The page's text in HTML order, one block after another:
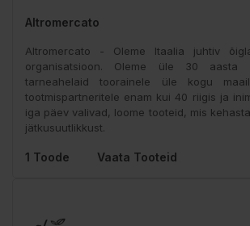
Altromercato
Altromercato - Oleme Itaalia juhtiv
organisatsioon. Oleme üle 30 aasta
tarneahelaid toorainele üle kogu
tootmispartneritele enam kui 40 riigis ja
iga päev valivad, loome tooteid, mis
jätkusuutlikkust.
1 Toode Vaata Tooteid